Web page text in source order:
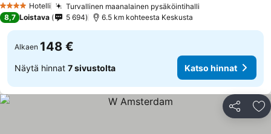
4 Tähtiluokitus
Hotelli Turvallinen maanalainen pysäköintihalli
8,7 Loistava 5 694 6.5 km kohteesta Keskusta
Alkaen 148 €
Näytä hinnat 7 sivustolta Katso hinnat
Jaa